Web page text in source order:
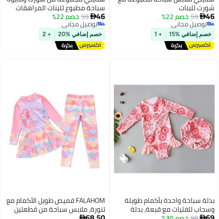
شورت للبنات
46
59 خصم 22%
أقل سعر في 7 يوم
توصيل مجاني
أقل سعر في 7 يوم
خصم إضافي %15 + 1
سباحة مطبوع للبنات المراهقات
46
59 خصم 22%
توصيل مجاني
توصيل مجاني
خصم إضافي %20 + 2
بدلة سباحة واحدة بأكمام طويلة
وسحاب للفتيات مع قبعة، بدلة
أقل سعر في 7 يوم
FALAHOM قميص طويل الأكمام مع
تنورة، ملابس سباحة من قطعتين